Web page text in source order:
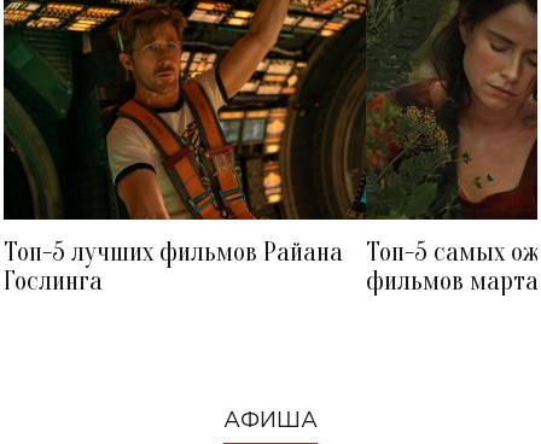
Топ-5 лучших фильмов Райана
Гослинга
Топ-5 самых
фильмов
АФИША